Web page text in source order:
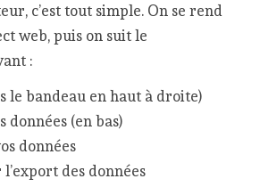
c’est tout simple. On se rend
web, puis on suit le
:
le bandeau en haut à droite)
données (en bas)
données
des données